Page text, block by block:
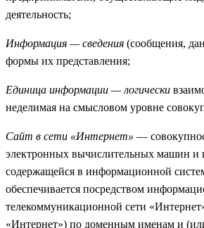
деятельность;
Информация — сведения (сообщения,
формы их представления;
Единица информации — логически
неделимая на смысловом уровне
Сайт в сети «Интернет» —
электронных вычислительных машин
содержащейся в информационной
обеспечивается посредством
телекоммуникационной сети
«Интернет») по доменным именам и